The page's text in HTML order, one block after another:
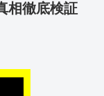
相徹底検証